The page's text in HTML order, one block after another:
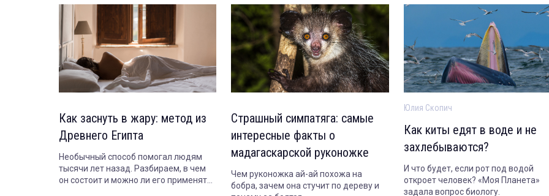
Как заснуть в жару: метод из
Древнего Египта
Необычный способ помогал людям
тысячи лет назад. Разбираем, в чем
он состоит и можно ли его применять
Страшный симпатяга: самые
интересные факты о
мадагаскарской руконожке
Чем руконожка ай-ай похожа на
бобра, зачем она стучит по дереву и
Юлия Скопич
Как киты едят в воде и не
захлебываются?
И что будет, если рот под водой
откроет человек? «Моя Планета»
задала вопрос биологу.